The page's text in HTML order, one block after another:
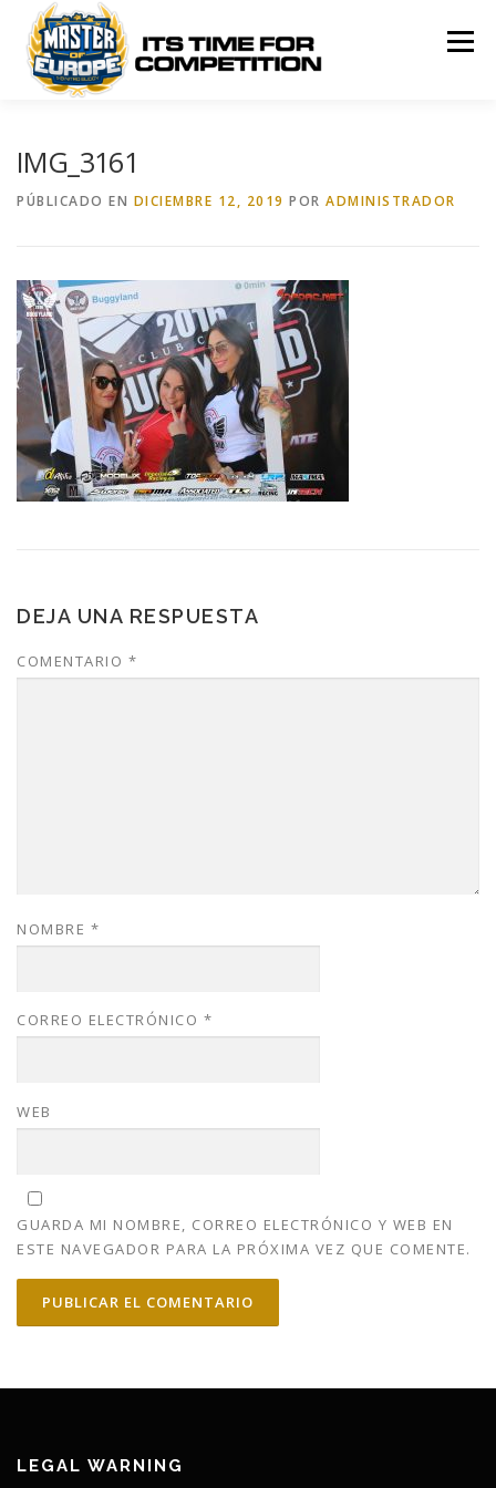
contenido
Menú
IMG_3161
PÚBLICADO EN DICIEMBRE 12, 2019 POR ADMINISTRADOR
DEJA UNA RESPUESTA
COMENTARIO *
NOMBRE *
CORREO ELECTRÓNICO *
WEB
GUARDA MI NOMBRE, CORREO ELECTRÓNICO Y WEB EN
ESTE NAVEGADOR PARA LA PRÓXIMA VEZ QUE COMENTE.
LEGAL WARNING